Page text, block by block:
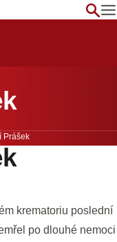
Prášek
krematoriu poslední
po dlouhé nemoci